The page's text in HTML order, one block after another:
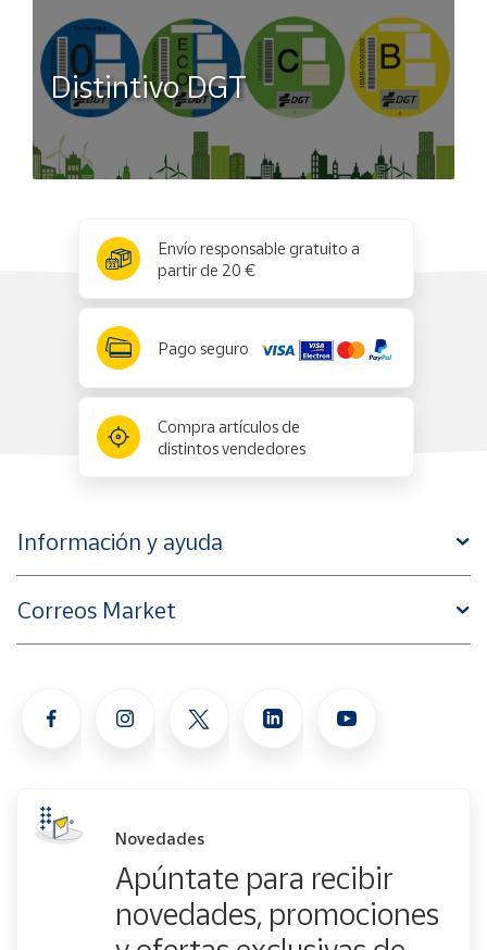
Distintivo DGT
Envío responsable gratuito a
partir de 20 €
Pago seguro
Compra artículos de
distintos vendedores
Información y ayuda
Correos Market
Novedades
Apúntate para recibir
novedades, promociones